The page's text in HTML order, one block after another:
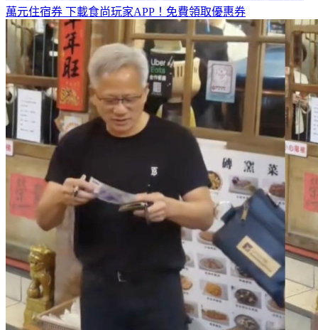
萬元住宿券 下載食尚玩家APP！免費領取優惠券